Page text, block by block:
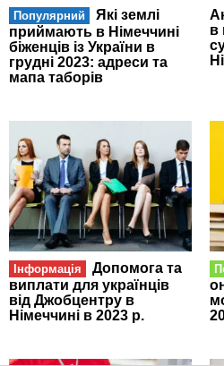
Популярний
Які землі
приймають в Німеччині
біженців із України в
грудні 2023: адреси та
мапа таборів
в
Інформація
Допомога та
виплати для українців
від Джобцентру в
Німеччині в 2023 р.